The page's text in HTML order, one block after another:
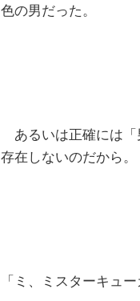
色の男だった。
あるいは正確には「
存在しないのだから。
「ミ、ミスターキュ